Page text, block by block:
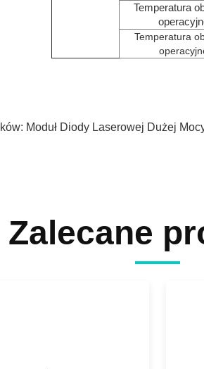
Temperatura
Temperatura
Moduł Diody Laserowej Dużej
Zalecane